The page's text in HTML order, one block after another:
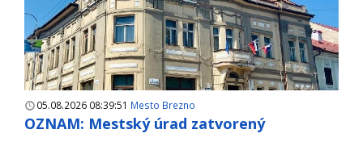
05.08.2026 08:39:51 Mesto Brezno
OZNAM: Mestský úrad zatvorený